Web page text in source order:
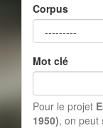
Corpus
Mot clé
Pour le projet
1950), on peut